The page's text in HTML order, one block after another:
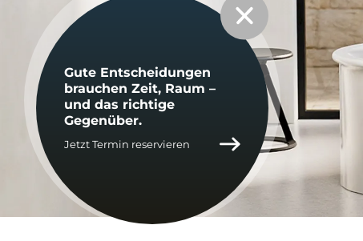
Gute Ent­schei­dun­gen
brau­chen Zeit, Raum –
und das rich­ti­ge
Ge­gen­über.
Jetzt Termin reservieren